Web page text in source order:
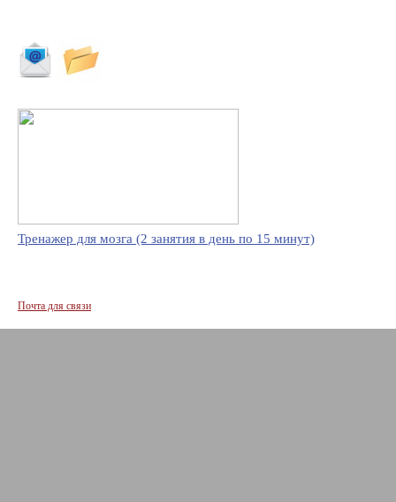
Тренажер для мозга (2 занятия в день по 15 минут)
Почта для связи